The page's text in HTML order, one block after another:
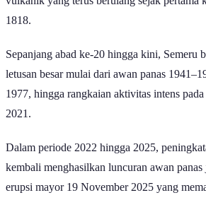
1818.
Sepanjang abad ke-20 hingga kini, Semeru
letusan besar mulai dari awan panas
1977, hingga rangkaian aktivitas intens
2021.
Dalam periode 2022 hingga 2025,
kembali menghasilkan luncuran awan
erupsi mayor 19 November 2025 yang